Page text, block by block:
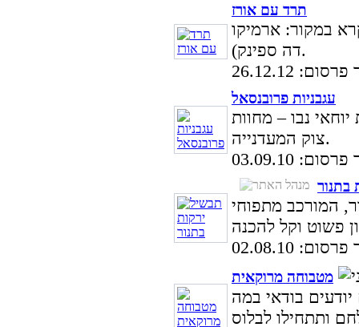
תרד עם אורז
במקור: ארמיקו
דה ספינק).
26.12.12
עגבניות פרובנסאל
נבו – מחוות
צוק המעדנייה.
03.09.10
בתנור
המורכב מתפוחי
02.08.10
מטבוחה מרוקאית
בודאי במה